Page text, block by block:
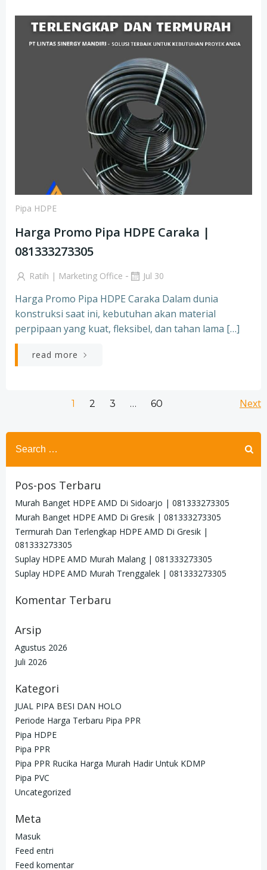
Pipa HDPE
Harga Promo Pipa HDPE Caraka |
081333273305
Ratih | Marketing Office - Jul 30
Harga Promo Pipa HDPE Caraka Dalam dunia
konstruksi saat ini, kebutuhan akan material
perpipaan yang kuat, fleksibel, dan tahan lama […]
read more
navigation
Page
1 Page
2 Page
3 … Page
60 Next
Search
for:
Pos-pos Terbaru
Murah Banget HDPE AMD Di Sidoarjo | 081333273305
Murah Banget HDPE AMD Di Gresik | 081333273305
Termurah Dan Terlengkap HDPE AMD Di Gresik |
081333273305
Suplay HDPE AMD Murah Malang | 081333273305
Suplay HDPE AMD Murah Trenggalek | 081333273305
Komentar Terbaru
Arsip
Agustus 2026
Juli 2026
Kategori
JUAL PIPA BESI DAN HOLO
Periode Harga Terbaru Pipa PPR
Pipa HDPE
Pipa PPR
Pipa PPR Rucika Harga Murah Hadir Untuk KDMP
Pipa PVC
Uncategorized
Meta
Masuk
Feed entri
Feed komentar